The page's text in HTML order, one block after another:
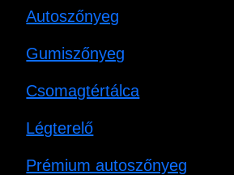
Autoszőnyeg
Gumiszőnyeg
Csomagtértálca
Légterelő
Prémium autoszőnyeg